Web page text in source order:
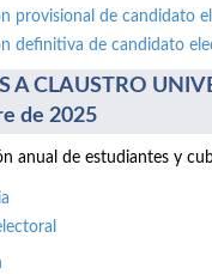
provisional de candidato
definitiva de candidato
A CLAUSTRO
de 2025
anual de estudiantes y